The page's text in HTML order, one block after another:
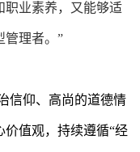
职业素养，又能够适
管理者。 ”
信仰、高尚的道德情
价值观，持续遵循“经